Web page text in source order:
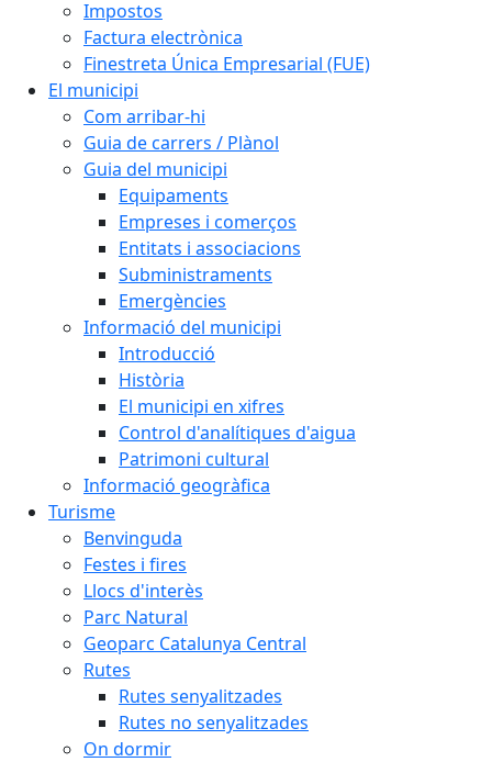
Impostos
Factura electrònica
Finestreta Única Empresarial (FUE)
El municipi
Com arribar-hi
Guia de carrers / Plànol
Guia del municipi
Equipaments
Empreses i comerços
Entitats i associacions
Subministraments
Emergències
Informació del municipi
Introducció
Història
El municipi en xifres
Control d'analítiques d'aigua
Patrimoni cultural
Informació geogràfica
Turisme
Benvinguda
Festes i fires
Llocs d'interès
Parc Natural
Geoparc Catalunya Central
Rutes
Rutes senyalitzades
Rutes no senyalitzades
On dormir